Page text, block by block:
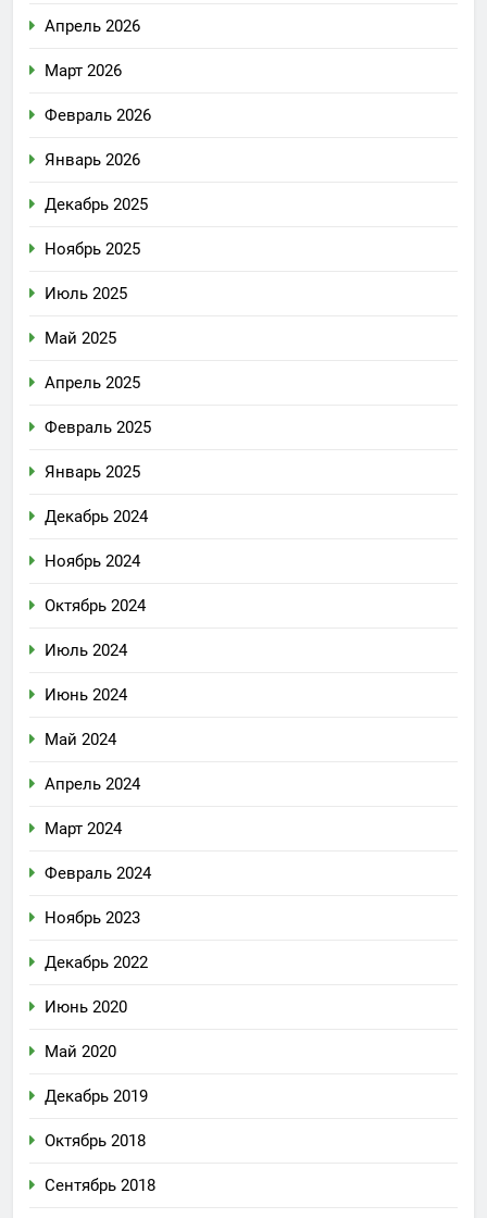
Апрель 2026
Март 2026
Февраль 2026
Январь 2026
Декабрь 2025
Ноябрь 2025
Июль 2025
Май 2025
Апрель 2025
Февраль 2025
Январь 2025
Декабрь 2024
Ноябрь 2024
Октябрь 2024
Июль 2024
Июнь 2024
Май 2024
Апрель 2024
Март 2024
Февраль 2024
Ноябрь 2023
Декабрь 2022
Июнь 2020
Май 2020
Декабрь 2019
Октябрь 2018
Сентябрь 2018